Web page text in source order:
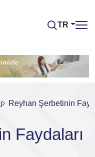
TR
Reyhan Şerbetinin
Faydaları